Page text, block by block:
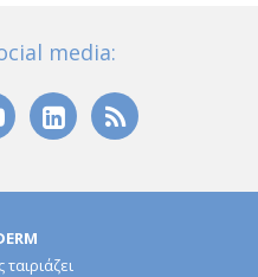
media:
ταιριάζει